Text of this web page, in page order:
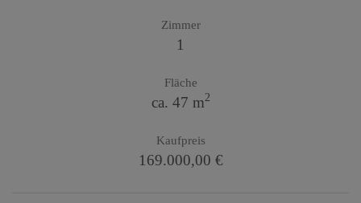
Zimmer
1
Fläche
ca. 47 m2
Kaufpreis
169.000,00 €